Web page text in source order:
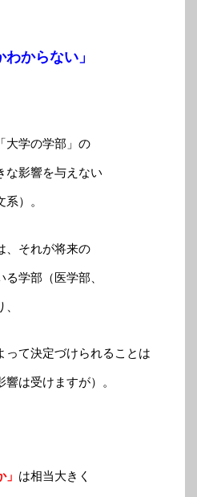
からない」
大学の学部」の
な影響を与えない
）。
、それが将来の
学部（医学部、
って決定づけられることは
は受けますが）。
は相当大きく